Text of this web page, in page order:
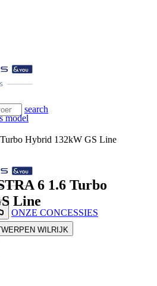
search
ONZE CONCESSIES
model
Hybrid 132kW GS Line
6 1.6 Turbo
Line
WILRIJK